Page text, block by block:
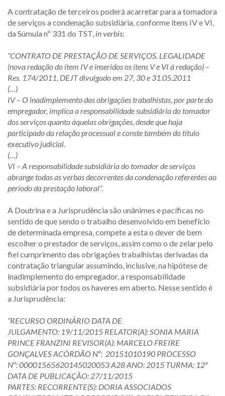
A contratação de terceiros poderá acarretar para a tomadora
de serviços a condenação subsidiária, conforme itens IV e VI,
da Súmula nº 331 do TST, in verbis:
“CONTRATO DE PRESTAÇÃO DE SERVIÇOS. LEGALIDADE
(nova redação do item IV e inseridos os itens V e VI à redação) –
Res. 174/2011, DEJT divulgado em 27, 30 e 31.05.2011
(…)
IV – O inadimplemento das obrigações trabalhistas, por parte do
empregador, implica a responsabilidade subsidiária do tomador
dos serviços quanto àquelas obrigações, desde que haja
participado da relação processual e conste também do título
executivo judicial.
(…)
VI – A responsabilidade subsidiária do tomador de serviços
abrange todas as verbas decorrentes da condenação referentes ao
período da prestação laboral”.
A Doutrina e a Jurisprudência são unânimes e pacíficas no
sentido de que sendo o trabalho desenvolvido em benefício
de determinada empresa, compete a esta o dever de bem
escolher o prestador de serviços, assim como o de zelar pelo
fiel cumprimento das obrigações trabalhistas derivadas da
contratação triangular assumindo, inclusive, na hipótese de
inadimplemento do empregador, a responsabilidade
subsidiária por todos os haveres em aberto. Nesse sentido é
a Jurisprudência:
“RECURSO ORDINÁRIO DATA DE
JULGAMENTO: 19/11/2015 RELATOR(A): SONIA MARIA
PRINCE FRANZINI REVISOR(A): MARCELO FREIRE
GONÇALVES ACÓRDÃO Nº: 20151010190 PROCESSO
Nº: 00001565620145020053 A28 ANO: 2015 TURMA: 12ª
DATA DE PUBLICAÇÃO: 27/11/2015
PARTES: RECORRENTE(S): DORIA ASSOCIADOS